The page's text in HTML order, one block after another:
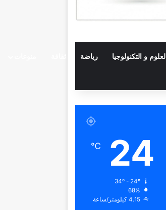
العلوم و التكنولوجيا رياضة
24
℃
68%
4.15 كيلومتر/ساعة